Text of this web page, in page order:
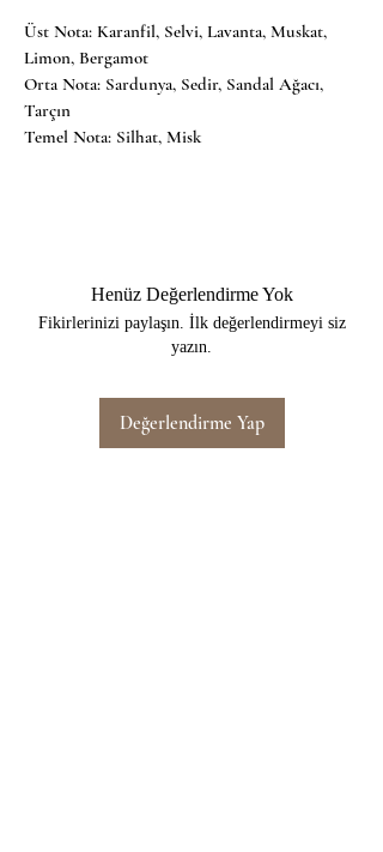
Üst Nota: Karanfil, Selvi, Lavanta, Muskat,
Limon, Bergamot
Orta Nota: Sardunya, Sedir, Sandal Ağacı,
Tarçın
Temel Nota: Silhat, Misk
Henüz Değerlendirme Yok
Fikirlerinizi paylaşın. İlk değerlendirmeyi siz
yazın.
Değerlendirme Yap